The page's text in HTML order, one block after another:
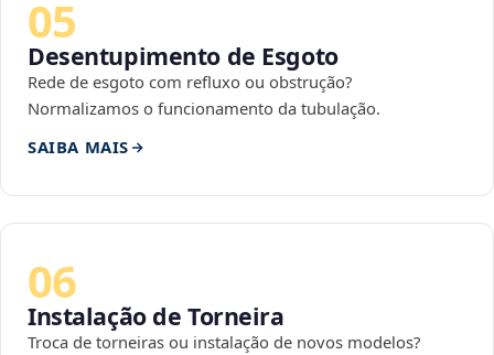
05
Desentupimento de Esgoto
Rede de esgoto com refluxo ou obstrução?
Normalizamos o funcionamento da tubulação.
SAIBA MAIS
06
Instalação de Torneira
Troca de torneiras ou instalação de novos modelos?